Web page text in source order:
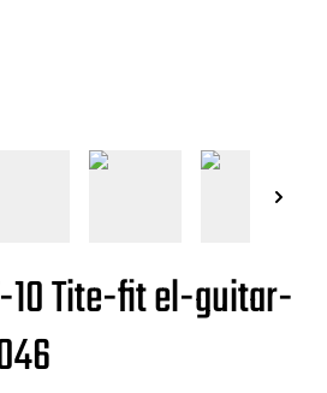
10 Tite-fit el-guitar-